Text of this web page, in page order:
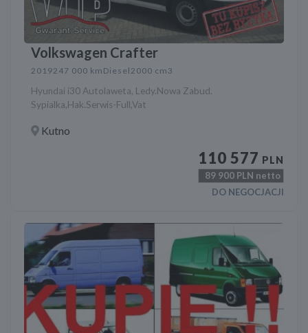
Volkswagen Crafter
2019247 000 km Diesel2000 cm3
Hyundai i30 Autolaweta, Ledy.Nowa Zabud.
Sypialka,Hak.Serwis-Full,Vat
Kutno
110 577 PLN
89 900 PLN netto
DO NEGOCJACJI